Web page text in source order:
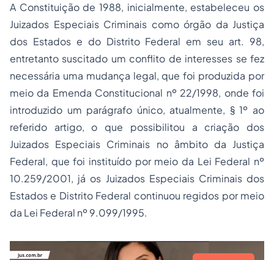
A Constituição de 1988, inicialmente, estabeleceu os
Juizados Especiais Criminais como órgão da Justiça
dos Estados e do Distrito Federal em seu art. 98,
entretanto suscitado um conflito de interesses se fez
necessária uma mudança legal, que foi produzida por
meio da Emenda Constitucional nº 22/1998, onde foi
introduzido um parágrafo único, atualmente, § 1º ao
referido artigo, o que possibilitou a criação dos
Juizados Especiais Criminais no âmbito da Justiça
Federal, que foi instituído por meio da Lei Federal nº
10.259/2001, já os Juizados Especiais Criminais dos
Estados e Distrito Federal continuou regidos por meio
da Lei Federal nº 9.099/1995.